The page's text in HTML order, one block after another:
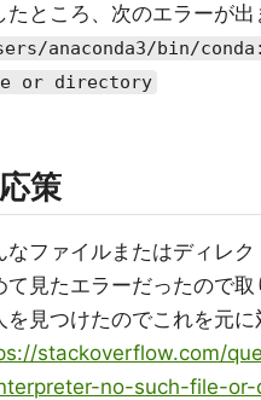
たところ、次のエラーが出
anaconda3/bin/
or directory
策
なファイルまたはディレ
て見たエラーだったので
を見つけたのでこれを元
stackoverflow.com/
no-such-file-or-